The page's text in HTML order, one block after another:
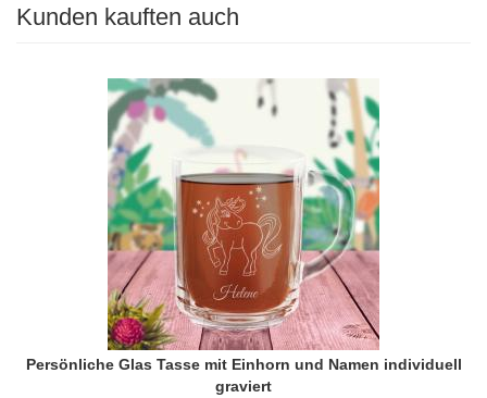
Kunden kauften auch
Persönliche Glas Tasse mit Einhorn und Namen individuell
graviert